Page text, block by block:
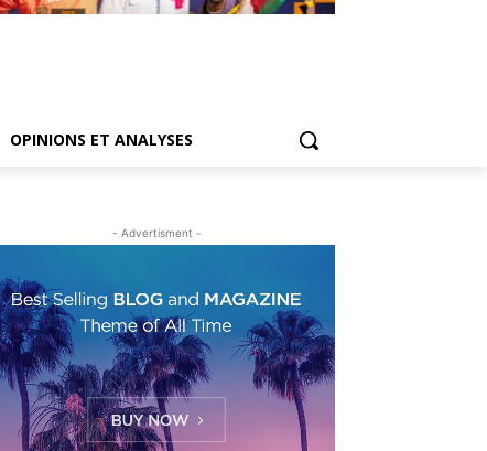
OPINIONS ET ANALYSES
- Advertisment -